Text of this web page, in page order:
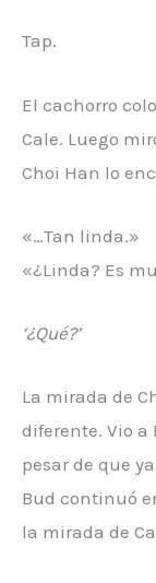
Tap.
El cachorro
Cale. Luego
Choi Han lo
«…Tan linda.»
«¿Linda? Es
‘¿Qué?’
La mirada de
diferente. Vio a
pesar de que
Bud continuó
la mirada de